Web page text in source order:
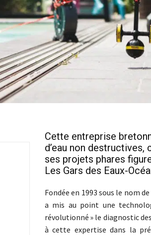
Cette entreprise
d’eau non destructives,
ses projets phares
Les Gars des Eaux-
Fondée en 1993 sous le nom
a mis au point une
révolutionné » le diagnostic
à cette expertise dans la